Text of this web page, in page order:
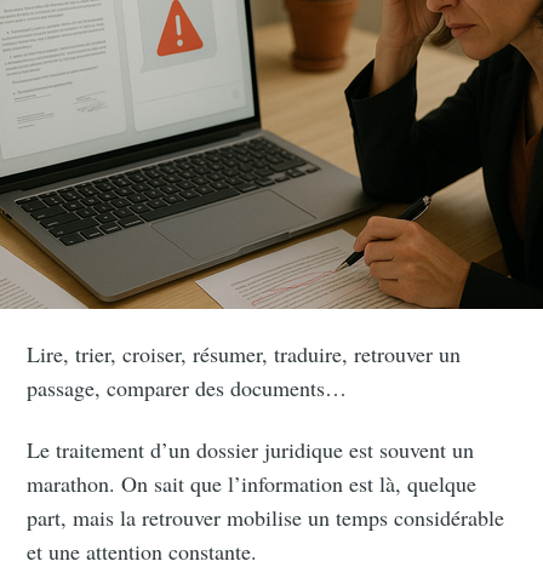
Lire, trier, croiser, résumer, traduire, retrouver un
passage, comparer des documents…
Le traitement d’un dossier juridique est souvent un
marathon. On sait que l’information est là, quelque
part, mais la retrouver mobilise un temps considérable
et une attention constante.